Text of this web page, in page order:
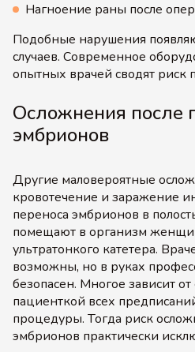
Нагноение раны после
Подобные нарушения
случаев. Современное
опытных врачей сводят риск
Осложнения после
эмбрионов
Другие маловероятные
кровотечение и заражение
переноса эмбрионов в
помещают в организм
ультратонкого катетера.
возможны, но в руках
безопасен. Многое зависит
пациенткой всех
процедуры. Тогда риск
эмбрионов практически